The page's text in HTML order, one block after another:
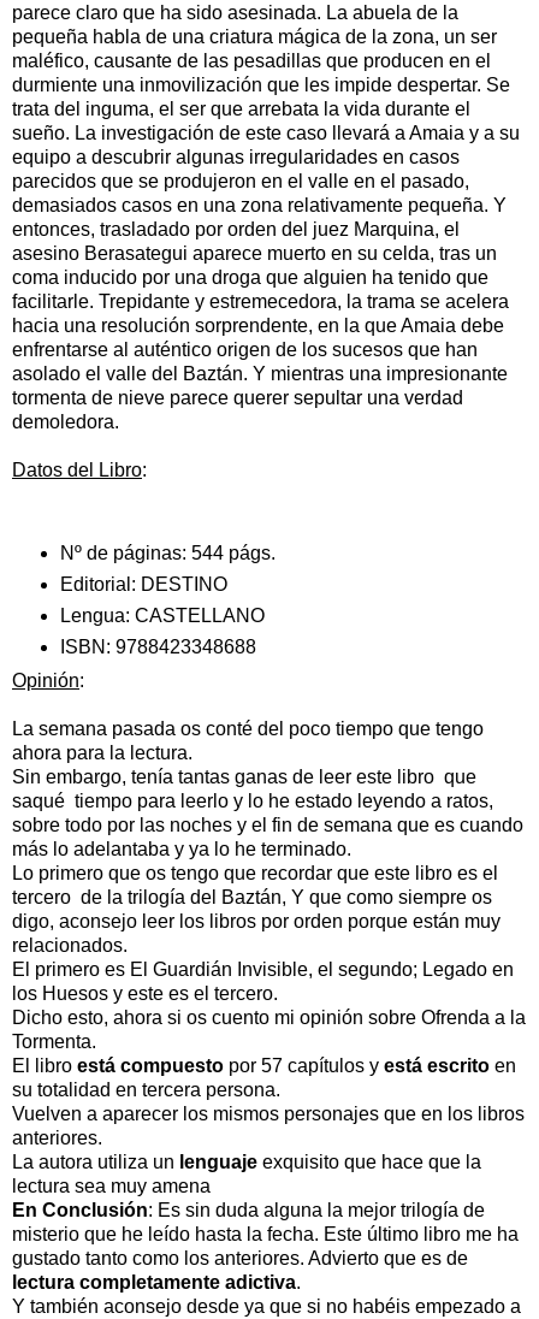
parece claro que ha sido asesinada. La abuela de la
pequeña habla de una criatura mágica de la zona, un ser
maléfico, causante de las pesadillas que producen en el
durmiente una inmovilización que les impide despertar. Se
trata del inguma, el ser que arrebata la vida durante el
sueño. La investigación de este caso llevará a Amaia y a su
equipo a descubrir algunas irregularidades en casos
parecidos que se produjeron en el valle en el pasado,
demasiados casos en una zona relativamente pequeña. Y
entonces, trasladado por orden del juez Marquina, el
asesino Berasategui aparece muerto en su celda, tras un
coma inducido por una droga que alguien ha tenido que
facilitarle. Trepidante y estremecedora, la trama se acelera
hacia una resolución sorprendente, en la que Amaia debe
enfrentarse al auténtico origen de los sucesos que han
asolado el valle del Baztán. Y mientras una impresionante
tormenta de nieve parece querer sepultar una verdad
demoledora.
Datos del Libro:
Nº de páginas: 544 págs.
Editorial: DESTINO
Lengua: CASTELLANO
ISBN: 9788423348688
Opinión:
La semana pasada os conté del poco tiempo que tengo
ahora para la lectura.
Sin embargo, tenía tantas ganas de leer este libro que
saqué tiempo para leerlo y lo he estado leyendo a ratos,
sobre todo por las noches y el fin de semana que es cuando
más lo adelantaba y ya lo he terminado.
Lo primero que os tengo que recordar que este libro es el
tercero de la trilogía del Baztán, Y que como siempre os
digo, aconsejo leer los libros por orden porque están muy
relacionados.
El primero es El Guardián Invisible, el segundo; Legado en
los Huesos y este es el tercero.
Dicho esto, ahora si os cuento mi opinión sobre Ofrenda a la
Tormenta.
El libro está compuesto por 57 capítulos y está escrito en
su totalidad en tercera persona.
Vuelven a aparecer los mismos personajes que en los libros
anteriores.
La autora utiliza un lenguaje exquisito que hace que la
lectura sea muy amena
En Conclusión: Es sin duda alguna la mejor trilogía de
misterio que he leído hasta la fecha. Este último libro me ha
gustado tanto como los anteriores. Advierto que es de
lectura completamente adictiva.
Y también aconsejo desde ya que si no habéis empezado a